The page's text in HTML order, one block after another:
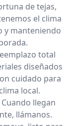
de tejas,
el clima
y manteniendo
total
diseñados
cuidado para
local.
Cuando llegan
llámanos.